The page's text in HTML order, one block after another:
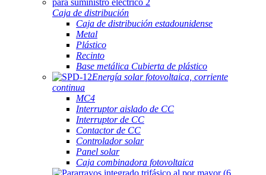
Caja de distribución
Caja de distribución estadounidense
Metal
Plástico
Recinto
Base metálica Cubierta de plástico
Energía solar fotovoltaica, corriente
continua
MC4
Interruptor aislado de CC
Interruptor de CC
Contactor de CC
Controlador solar
Panel solar
Caja combinadora fotovoltaica